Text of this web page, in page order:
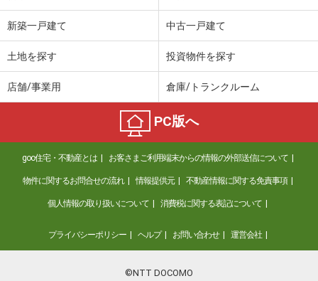
新築一戸建て 中古一戸建て
土地を探す 投資物件を探す
店舗/事業用 倉庫/トランクルーム
PC版へ
goo住宅・不動産とは お客さまご利用端末からの情報の外部送信について
物件に関するお問合せの流れ 情報提供元 不動産情報に関する免責事項
個人情報の取り扱いについて 消費税に関する表記について
プライバシーポリシー ヘルプ お問い合わせ 運営会社
©NTT DOCOMO